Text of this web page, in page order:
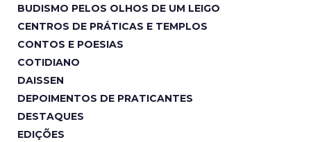
BUDISMO PELOS OLHOS DE UM LEIGO
CENTROS DE PRÁTICAS E TEMPLOS
CONTOS E POESIAS
COTIDIANO
DAISSEN
DEPOIMENTOS DE PRATICANTES
DESTAQUES
EDIÇÕES